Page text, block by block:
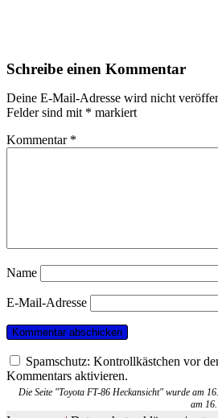
Schreibe einen Kommentar
Deine E-Mail-Adresse wird nicht
Felder sind mit * markiert
Kommentar *
Name
E-Mail-Adresse
Spamschutz: Kontrollkästchen vor
Kommentars aktivieren.
Die Seite "Toyota FT-86 Heckansicht" wurde am
am